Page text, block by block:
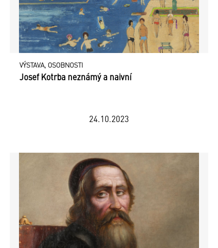
VÝSTAVA, OSOBNOSTI
Josef Kotrba neznámý a naivní
24.10.2023